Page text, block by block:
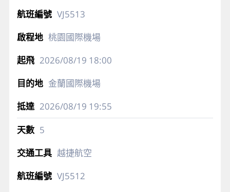
VJ5513
桃園國際機場
2026/08/19 18:00
金蘭國際機場
2026/08/19 19:55
5
越捷航空
VJ5512